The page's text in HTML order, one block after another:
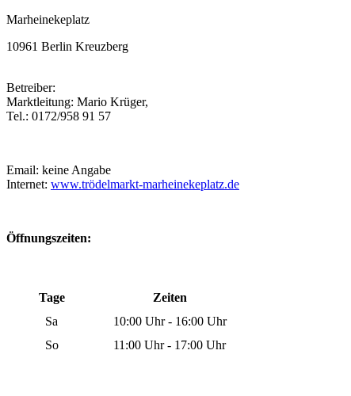
Marheinekeplatz
10961 Berlin Kreuzberg
Betreiber:
Marktleitung: Mario Krüger,
Tel.: 0172/958 91 57
Email: keine Angabe
Internet: www.trödelmarkt-marheinekeplatz.de
Öffnungszeiten:
Tage
Zeiten
Sa
10:00 Uhr - 16:00 Uhr
So
11:00 Uhr - 17:00 Uhr